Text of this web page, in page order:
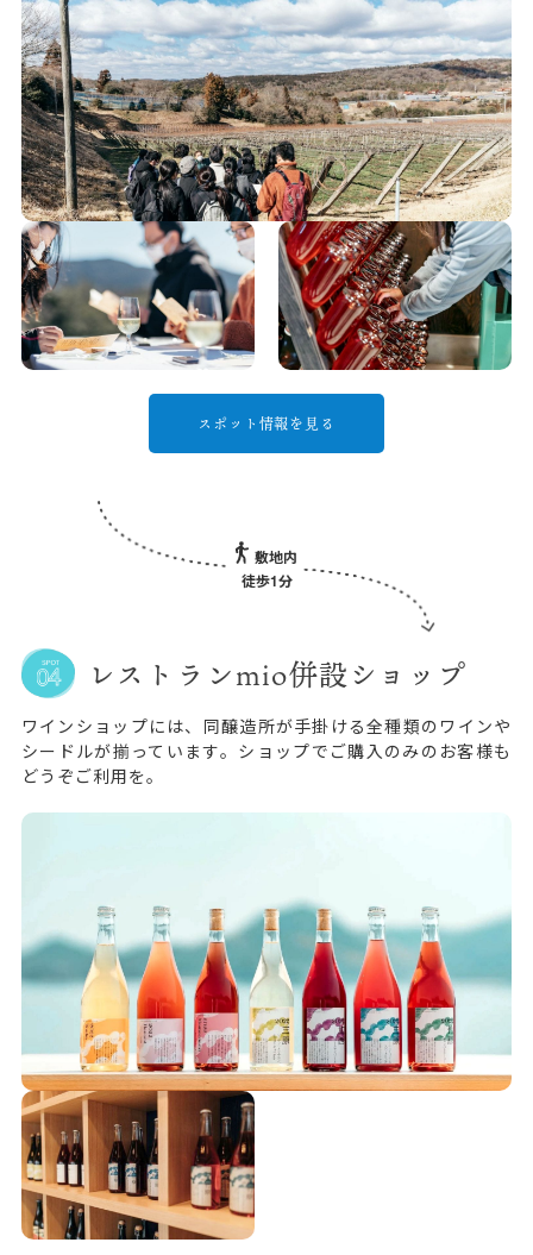
スポット情報を見る
敷地内
徒歩1分
レストランmio併設ショップ
ワインショップには、同醸造所が手掛ける全種類のワインや
シードルが揃っています。ショップでご購入のみのお客様も
どうぞご利用を。